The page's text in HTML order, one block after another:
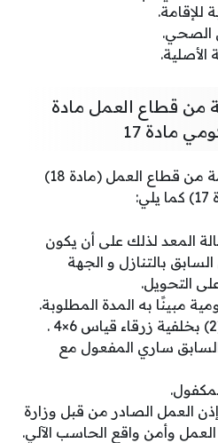
للإقامة.
الصحي.
الأصلية.
من قطاع العمل مادة
تتمثل متطلبات نقل الإقامة من قطاع العمل (مادة 18)
المعد لذلك على أن يكون
بالتنازل و الجهة
التحويل.
مبينًا به المدة المطلوبة.
السابق ساري المفعول مع
العمل الصادر من قبل وزارة
وأمن واقع الحاسب الآلي.